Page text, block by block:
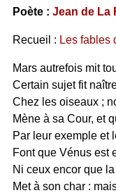
Poète : Jean de La
Recueil : Les fables
Mars autrefois mit
Certain sujet fit
Chez les oiseaux ;
Mène à sa Cour, et
Par leur exemple et
Font que Vénus est
Ni ceux encor que
Met à son char :